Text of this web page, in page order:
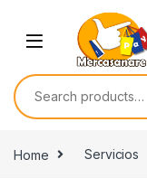
Skip to navigation
Search for:
Home Servicios